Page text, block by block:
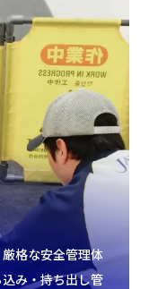
格な安全管理体
み・持ち出し管